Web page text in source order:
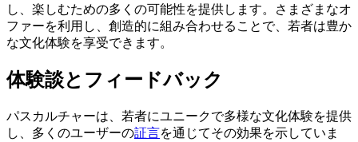
し、楽しむための多くの可能性を提供します。さまざまなオ
ファーを利用し、創造的に組み合わせることで、若者は豊か
な文化体験を享受できます。
体験談とフィードバック
パスカルチャーは、若者にユニークで多様な文化体験を提供
し、多くのユーザーの証言を通じてその効果を示していま